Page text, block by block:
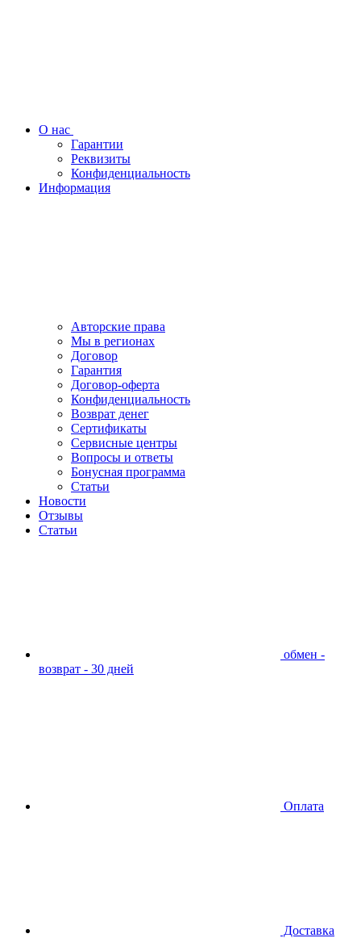
О нас
Гарантии
Реквизиты
Конфиденциальность
Информация
Авторские права
Мы в регионах
Договор
Гарантия
Договор-оферта
Конфиденциальность
Возврат денег
Сертификаты
Сервисные центры
Вопросы и ответы
Бонусная программа
Статьи
Новости
Отзывы
Статьи
обмен -
возврат - 30 дней
Оплата
Доставка